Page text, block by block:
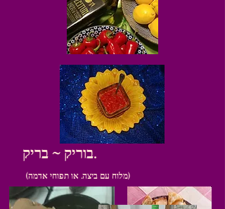
בוריק ~ בריק.
(מלוח עם ביצה. או תפוחי אדמה)